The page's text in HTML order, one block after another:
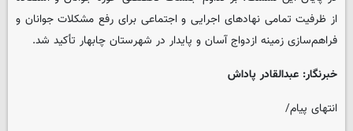
از ظرفیت تمامی نهادهای اجرایی و اجتماعی برای رفع مشکلات جوانان و
فراهم‌سازی زمینه ازدواج آسان و پایدار در شهرستان چابهار تأکید شد.
خبرنگار: عبدالقادر پاداش
انتهای پیام/